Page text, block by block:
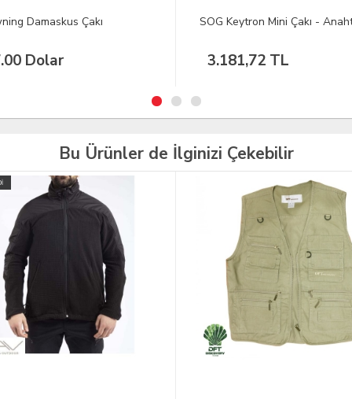
Mini Çakı - Anahtarlık
TL
Crkt Siyah Tüy Çakı
406,78 TL
Bu Ürünler de İlginizi Çekebilir